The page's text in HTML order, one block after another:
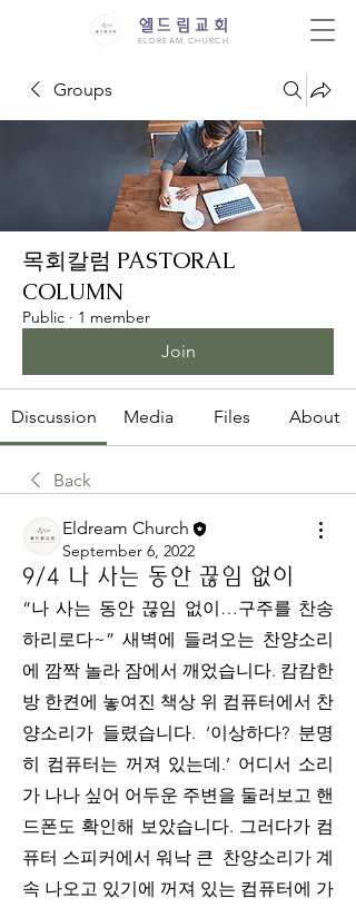
엘드림교회
ELDREAM CHURCH
Groups
목회칼럼 PASTORAL
COLUMN
Public · 1 member
Join
Discussion Media Files About
Back
Eldream Church
September 6, 2022
9/4 나 사는 동안 끊임 없이
“나 사는 동안 끊임 없이…구주를 찬송
하리로다~” 새벽에 들려오는 찬양소리
에 깜짝 놀라 잠에서 깨었습니다. 캄캄한
방 한켠에 놓여진 책상 위 컴퓨터에서 찬
양소리가 들렸습니다. ‘이상하다? 분명
히 컴퓨터는 꺼져 있는데.’ 어디서 소리
가 나나 싶어 어두운 주변을 둘러보고 핸
드폰도 확인해 보았습니다. 그러다가 컴
퓨터 스피커에서 워낙 큰  찬양소리가 계
속 나오고 있기에 꺼져 있는 컴퓨터에 가